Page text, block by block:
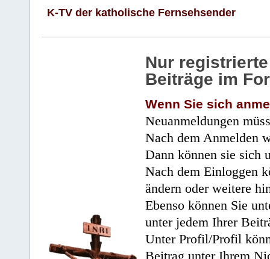
K-TV der katholische Fernsehsender
Nur
Beiträge im
Wenn Sie sich
Neuanmeldungen
Nach dem Anmelden
Dann können sie sich
Nach dem Einloggen
ändern oder weitere
Ebenso können Sie
unter jedem Ihrer
Unter Profil/Profil
Beitrag unter Ihrem